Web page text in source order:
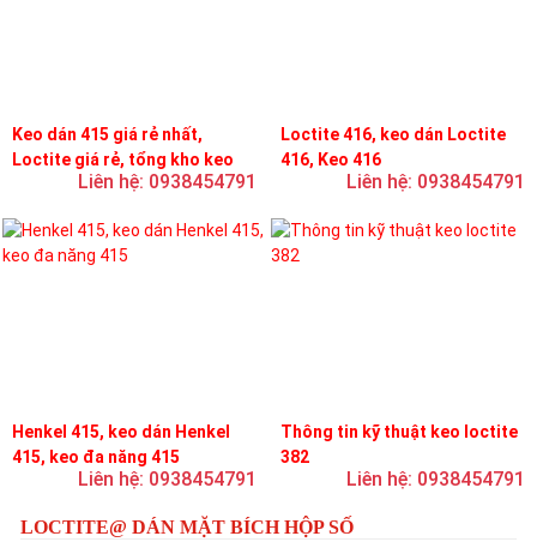
Keo dán 415 giá rẻ nhất,
Loctite giá rẻ, tổng kho keo
Liên hệ: 0938454791
Loctite 416, keo dán Loctite
416, Keo 416
Liên hệ: 0938454791
Henkel 415, keo dán Henkel
415, keo đa năng 415
Liên hệ: 0938454791
Thông tin kỹ thuật keo loctite
382
Liên hệ: 0938454791
LOCTITE@ DÁN MẶT BÍCH HỘP SỐ